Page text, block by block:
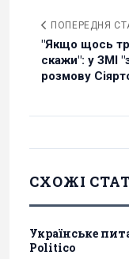
ПОПЕРЕДНЯ
"Якщо щось
скажи": у ЗМІ
розмову
СХОЖІ
Українське
Politico